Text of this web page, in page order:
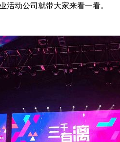
活动公司就带大家来看一看。